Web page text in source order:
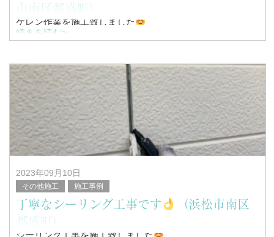
市南区都盛町）
ケレン作業を施工致しました
こんにちは！
浜松市南区を中心に塗装工事全般を行っている、
塗替家の堤と申します。
&
続きを読む>
2023年09月10日
その他施工 施工事例
丁寧なシーリング工事です
（浜松市南区
都盛町）
シーリング工事を施工致しました